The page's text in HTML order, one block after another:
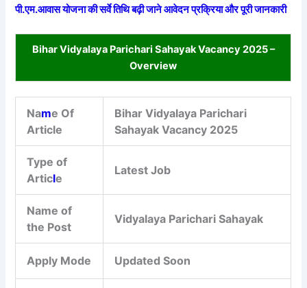
पी.एम.आवास योजना की सर्वे तिथि बढ़ी जाने आवेदन प्रक्रिया और पूरी जानकारी
Bihar Vidyalaya Parichari Sahayak Vacancy 2025 –
Overview
Name Of
Article
Bihar Vidyalaya Parichari
Sahayak Vacancy 2025
Type of
Article
Latest Job
Name of
the Post
Vidyalaya Parichari Sahayak
Apply Mode Updated Soon